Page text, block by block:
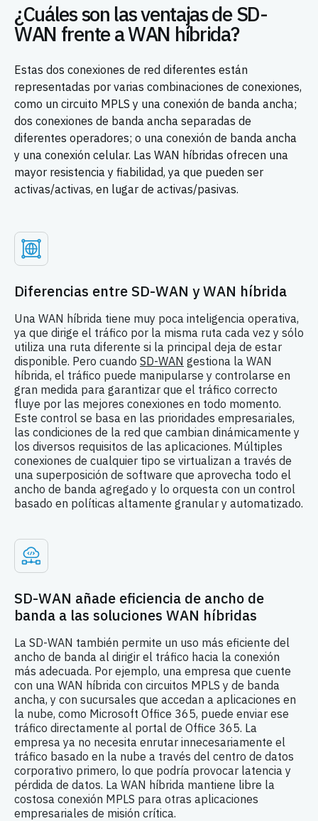
¿Cuáles son las ventajas de SD-
WAN frente a WAN híbrida?
Estas dos conexiones de red diferentes están
representadas por varias combinaciones de conexiones,
como un circuito MPLS y una conexión de banda ancha;
dos conexiones de banda ancha separadas de
diferentes operadores; o una conexión de banda ancha
y una conexión celular. Las WAN híbridas ofrecen una
mayor resistencia y fiabilidad, ya que pueden ser
activas/activas, en lugar de activas/pasivas.
Diferencias entre SD-WAN y WAN híbrida
Una WAN híbrida tiene muy poca inteligencia operativa,
ya que dirige el tráfico por la misma ruta cada vez y sólo
utiliza una ruta diferente si la principal deja de estar
disponible. Pero cuando SD-WAN gestiona la WAN
híbrida, el tráfico puede manipularse y controlarse en
gran medida para garantizar que el tráfico correcto
fluye por las mejores conexiones en todo momento.
Este control se basa en las prioridades empresariales,
las condiciones de la red que cambian dinámicamente y
los diversos requisitos de las aplicaciones. Múltiples
conexiones de cualquier tipo se virtualizan a través de
una superposición de software que aprovecha todo el
ancho de banda agregado y lo orquesta con un control
basado en políticas altamente granular y automatizado.
SD-WAN añade eficiencia de ancho de
banda a las soluciones WAN híbridas
La SD-WAN también permite un uso más eficiente del
ancho de banda al dirigir el tráfico hacia la conexión
más adecuada. Por ejemplo, una empresa que cuente
con una WAN híbrida con circuitos MPLS y de banda
ancha, y con sucursales que accedan a aplicaciones en
la nube, como Microsoft Office 365, puede enviar ese
tráfico directamente al portal de Office 365. La
empresa ya no necesita enrutar innecesariamente el
tráfico basado en la nube a través del centro de datos
corporativo primero, lo que podría provocar latencia y
pérdida de datos. La WAN híbrida mantiene libre la
costosa conexión MPLS para otras aplicaciones
empresariales de misión crítica.